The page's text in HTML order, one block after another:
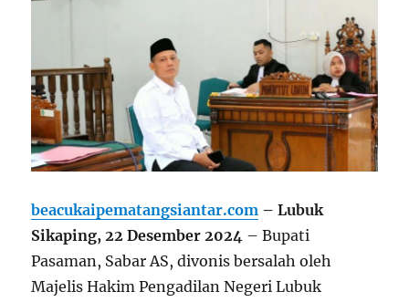
beacukaipematangsiantar.com – Lubuk
Sikaping, 22 Desember 2024 – Bupati
Pasaman, Sabar AS, divonis bersalah oleh
Majelis Hakim Pengadilan Negeri Lubuk